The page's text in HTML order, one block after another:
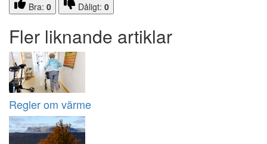
Bra: 0 Dåligt: 0
Fler liknande artiklar
Regler om värme